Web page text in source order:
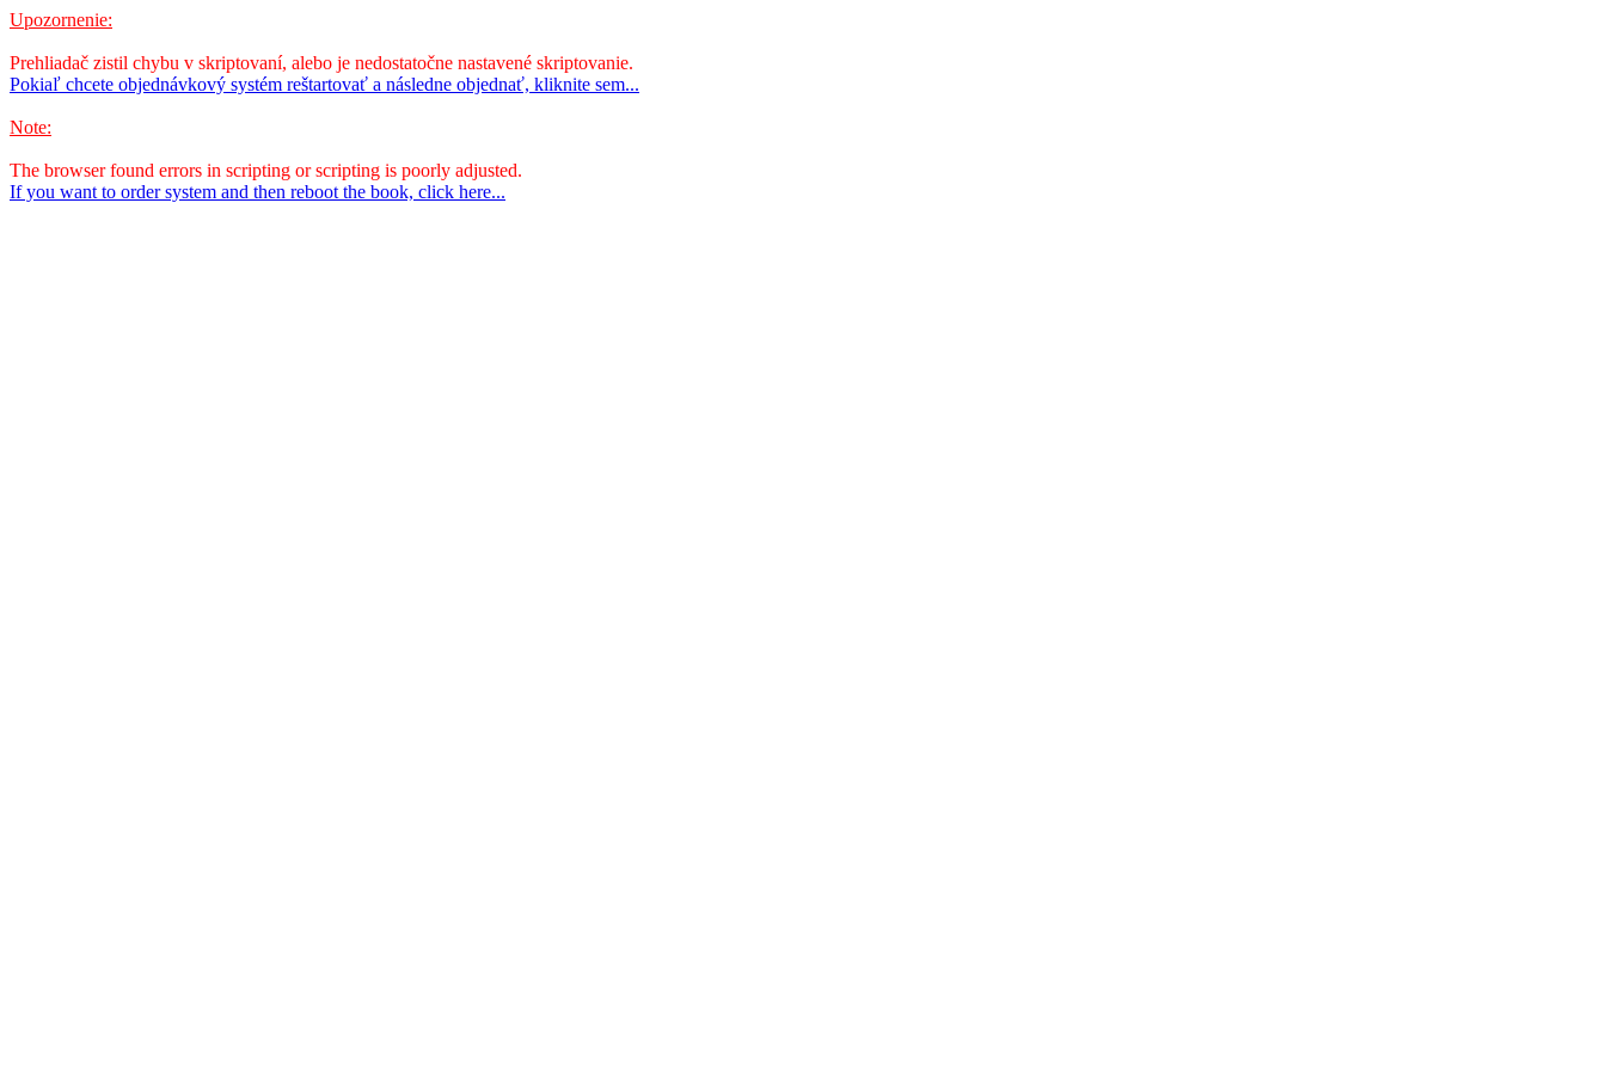
Upozornenie:
Prehliadač zistil chybu v skriptovaní, alebo je nedostatočne nastavené skriptovanie.
Pokiaľ chcete objednávkový systém reštartovať a následne objednať, kliknite sem...
Note:
The browser found errors in scripting or scripting is poorly adjusted.
If you want to order system and then reboot the book, click here...